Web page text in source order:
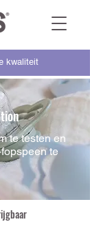
kwaliteit
te testen en
te